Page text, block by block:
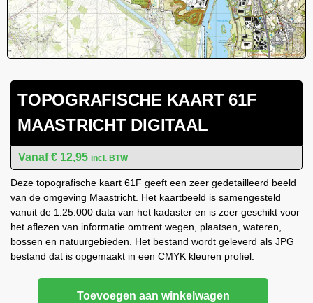
TOPOGRAFISCHE KAART 61F
MAASTRICHT DIGITAAL
€ 12,95 incl. BTW
Deze topografische kaart 61F geeft een zeer gedetailleerd beeld
van de omgeving Maastricht. Het kaartbeeld is samengesteld
vanuit de 1:25.000 data van het kadaster en is zeer geschikt voor
het aflezen van informatie omtrent wegen, plaatsen, wateren,
bossen en natuurgebieden. Het bestand wordt geleverd als JPG
bestand dat is opgemaakt in een CMYK kleuren profiel.
Toevoegen aan winkelwagen